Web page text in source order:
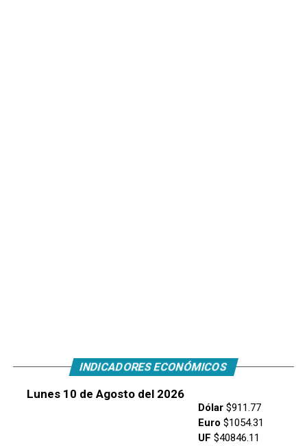
INDICADORES ECONÓMICOS
Lunes 10 de Agosto del 2026
Dólar$911.77
Euro $1054.31
UF $40846.11